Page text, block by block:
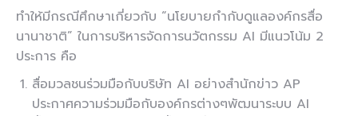
ทำให้มีกรณีศึกษาเกี่ยวกับ “นโยบายกำกับดูแลองค์กรสื่อ
นานาชาติ” ในการบริหารจัดการนวัตกรรม AI มีแนวโน้ม 2
ประการ คือ
สื่อมวลชนร่วมมือกับบริษัท AI อย่างสำนักข่าว AP
ประกาศความร่วมมือกับองค์กรต่างๆพัฒนาระบบ AI